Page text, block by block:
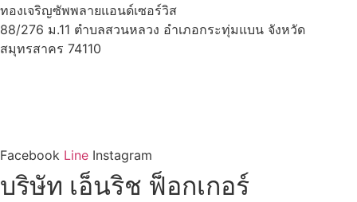
ทองเจริญซัพพลายแอนด์เซอร์วิส
88/276 ม.11 ตำบลสวนหลวง อำเภอกระทุ่มแบน จังหวัด
สมุทรสาคร 74110
Facebook Line Instagram
บริษัท เอ็นริช ฟ็อกเกอร์